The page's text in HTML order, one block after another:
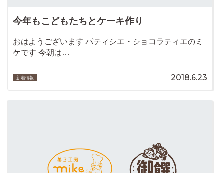
今年もこどもたちとケーキ作り
おはようございます パティシエ・ショコラティエのミ
ケです 今朝は…
新着情報 2018.6.23